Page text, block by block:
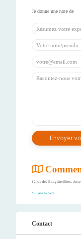
12 rue des Bougainvilliers,
Voir la carte
Contact